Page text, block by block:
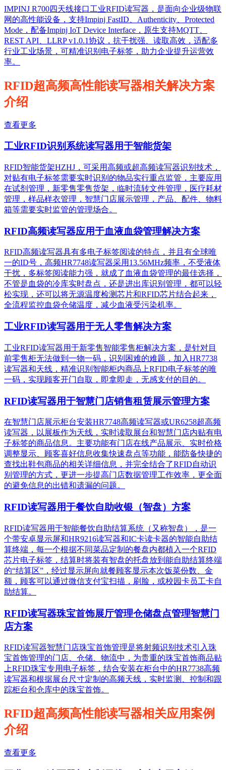
IMPINJ R700四天线接口工业RFID读写器，是面向企业级物联
网的高性能设备，支持Impinj FastID、Authenticity、Protected
Mode，配备Impinj IoT Device Interface，原生支持MQTT、
REST API、LLRP v1.0.1协议，抗干扰强、读取高效，适配多
行业工业场景，可精准识别电子标签，助力企业提升运营效
率。
RFID超高频高性能读写器相关解决方案
介绍
查看更多
工业RFID识别系统读写器用于智能货架
RFID智能货架HZHJ，可采用高频或超高频读写器识别技术，
对贴有电子标签需要实时识别的物品实行重点监管，主要应用
在试剂管理，新零售零售货架，临时流转文件管理，医疗耗材
管理，样品样衣管理，智慧门店展示管理，产品、配件、物料
箱等需要实时监管的管理场合。
RFID高频读写器应用于血液血袋管理解决方案
RFID高频读写器具有多电子标签阅读的特点，并且有全球唯
一的ID号，高频HR7748读写器采用13.56MHz频率，不受液体
干扰，多标签阅读能力强，就成了血液血袋管理的最佳选择，
不管是血袋的冷库实时盘点，还是进出库识别管理，都可以轻
松实现，还可以将无源温度检测芯片和RFID芯片结合起来，
全流程监控血袋仓储温度，减少血液受污染机率。
工业RFID读写器用于无人零售解决方案
工业RFID读写器用于新零售智能零售柜解决方案，是针对目
前零售柜无法做到一物一码，识别困难的难题，加入HR7738
读写器和天线，精准识别​智能柜内商品上RFID电子标签的唯
一码，实现顾客开门自取，即拿即走，无感支付的目的。
RFID读写器用于智慧门店销售租赁展示管理方案
在智慧门店展示柜台安装HR7748高频读写器或UR6258超高频
读写器，以展板作为天线，实时读取展台和智慧门店内贴有电
子标签的商品信息。主要功能有门店在线产品展示、实时价格
调整显示、顾客喜好信息收集快速盘点等功能，能防备快捷的
查找出鞋包商品的相关详细信息，并完全结合了RFID自动识
别管理的方式，更进一步提高门店数据管理工作效率，更全面
的避免信息的出错和遗漏的问题。
RFID读写器用于餐饮自助收银（智盘）方案
RFID读写器用于智能餐饮自助结算系统（又称智盘），是一
个带安卓显示屏和HR9216读写器和IC卡读卡器的智能自助结
算终端，每一个根据不同菜品定制的餐盘内都植入一个RFID
芯片电子标签，结算时将装有智盘的托盘放到能自助结算终端
的“结算区”，经过显示屏向就餐顾客显示本次饭菜份数、金
额，顾客可以通过微信支付宝扫描，刷脸，或校园卡员工卡自
助结算。
RFID读写器珠宝首饰展厅管理仓储盘点管理智慧门
店方案
RFID读写器智慧门店珠宝首饰管理是将射频识别技术引入珠
宝首饰管理的门店、仓储、物流中，为贵重的珠宝首饰商品贴
上RFID珠宝专用电子标签，结合安装在柜台中的HR7738高频
读写器和根据展台尺寸定制的高频天线，实时监测、控制和跟
踪柜台和仓库中的珠宝首饰。
RFID超高频高性能读写器相关应用案例
介绍
查看更多